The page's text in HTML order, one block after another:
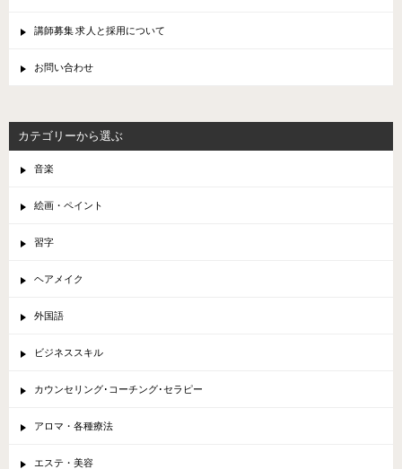
講師募集 求人と採用について
お問い合わせ
カテゴリーから選ぶ
音楽
絵画・ペイント
習字
ヘアメイク
外国語
ビジネススキル
カウンセリング･コーチング･セラピー
アロマ・各種療法
エステ・美容